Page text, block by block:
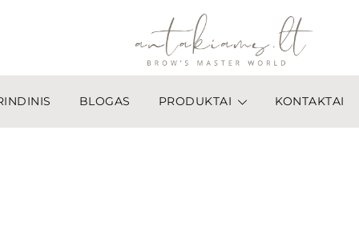
BLOGAS PRODUKTAI KONTAKTAI